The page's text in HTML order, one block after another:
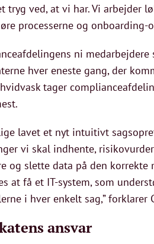
tryg ved, at vi har. Vi arbejder
processerne og
ni
hver eneste gang, der
tager
lavet et nyt intuitivt
vi skal indhente,
og slette data på den
at få et IT-system, som
i hver enkelt sag,” forklarer
ansvar